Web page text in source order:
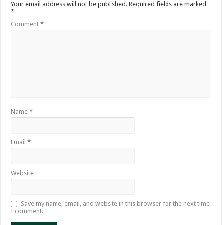
Your email address will not be published. Required fields are marked
*
Comment*
Name*
Email*
Website
Save my name, email, and website in this browser for the next time
I comment.